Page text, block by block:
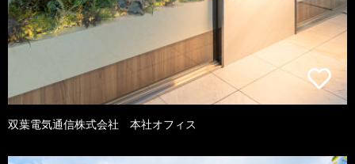
双葉電気通信株式会社 本社オフィス